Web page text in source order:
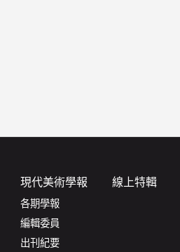
現代美術學報
各期學報
編輯委員
出刊紀要
線上特輯